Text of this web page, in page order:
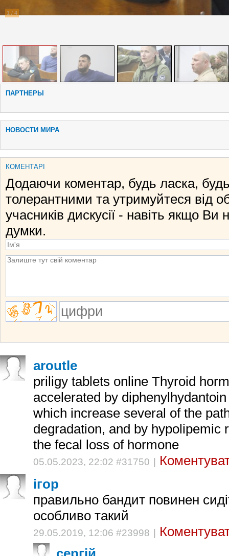
1 / 4
ПАРТНЕРЫ
НОВОСТИ МИРА
КОМЕНТАРІ
Додаючи коментар, будь ласка,
толерантними та утримуйтеся від
учасників дискусії - навіть якщо Ви
думки.
aroutle
priligy tablets online Thyroid
accelerated by
which increase several of the
degradation, and by hypolipemic
the fecal loss of hormone
05.05.2023, 22:02 #31750 |
ігор
правильно бандит повинен
особливо такий
29.05.2019, 12:06 #23998 |